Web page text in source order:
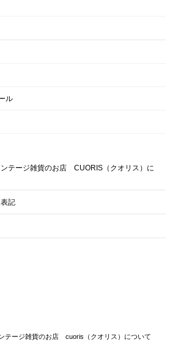
ル
テージ雑貨のお店 CUORIS（クオリス）に
記
テージ雑貨のお店 cuoris（クオリス）について